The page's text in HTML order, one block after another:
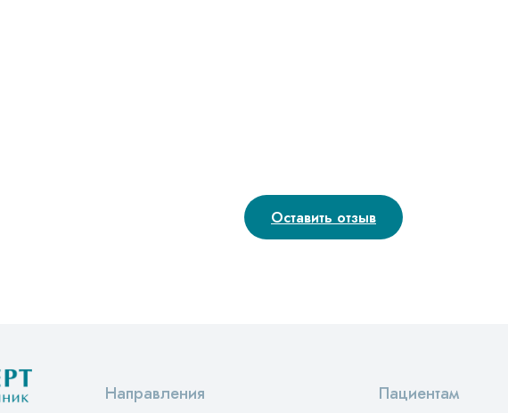
Оставить отзыв
Направления Пациентам